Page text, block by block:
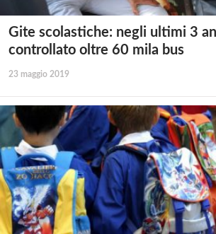
Gite scolastiche: negli ultimi 3
controllato oltre 60 mila bus
23 maggio 2019